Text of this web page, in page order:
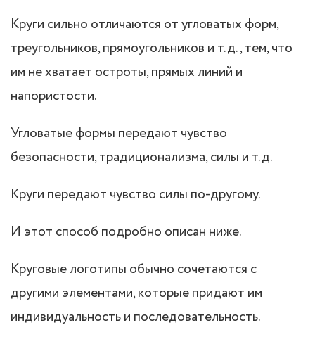
Круги сильно отличаются от угловатых форм,
треугольников, прямоугольников и т.д., тем, что
им не хватает остроты, прямых линий и
напористости.
Угловатые формы передают чувство
безопасности, традиционализма, силы и т.д.
Круги передают чувство силы по-другому.
И этот способ подробно описан ниже.
Круговые логотипы обычно сочетаются с
другими элементами, которые придают им
индивидуальность и последовательность.